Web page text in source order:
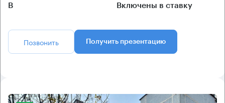
B Включены в ставку
Позвонить Получить презентацию